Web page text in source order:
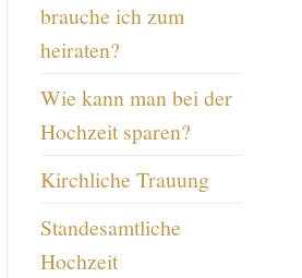
brauche ich zum
heiraten?
Wie kann man bei der
Hochzeit sparen?
Kirchliche Trauung
Standesamtliche
Hochzeit